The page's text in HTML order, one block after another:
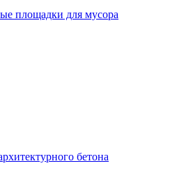
площадки для мусора
бетона